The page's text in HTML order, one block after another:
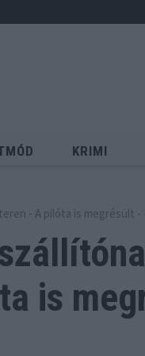
KRIMI
- A pilóta is megrésült -
is